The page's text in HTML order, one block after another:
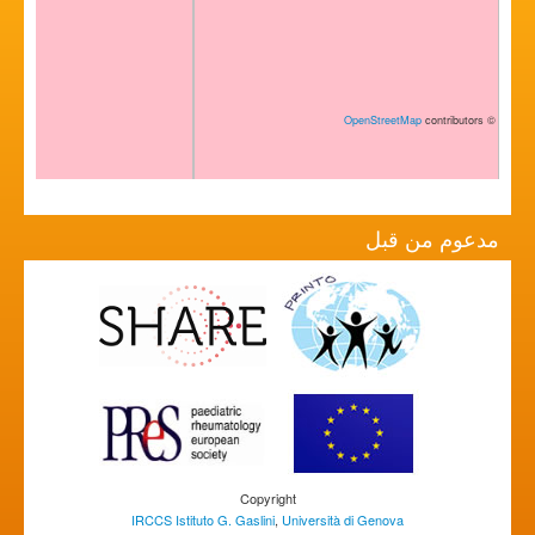
©
OpenStreetMap contributors
مدعوم من قبل
Copyright
IRCCS Istituto G. Gaslini, Università di Genova